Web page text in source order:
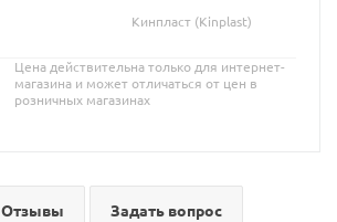
Кинпласт (Kinplast)
Цена действительна только для интернет-
магазина и может отличаться от цен в
розничных магазинах
Отзывы Задать вопрос